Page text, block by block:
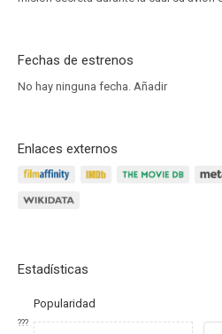
Fechas de estrenos
No hay ninguna fecha. Añadir
Enlaces externos
Estadísticas
Popularidad
???